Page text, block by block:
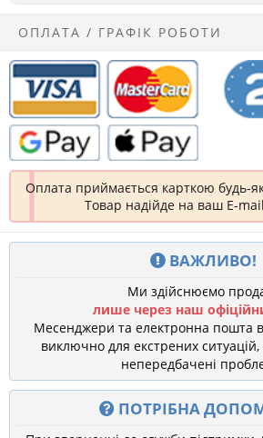
ОПЛАТА / ГРАФІК РОБОТИ
Оплата приймається карткою будь-
Товар надійде на ваш E-
ВАЖЛИВО!
Ми здійснюємо
лише через наш
Месенджери та електронна пошта
виключно для екстрених
непередбачені
ПОТРІБНА